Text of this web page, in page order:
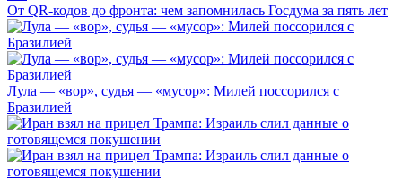
От QR-кодов до фронта: чем запомнилась Госдума за пять лет
Лула — «вор», судья — «мусор»: Милей поссорился с
Бразилией